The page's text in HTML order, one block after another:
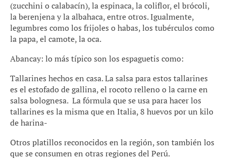
(zucchini o calabacín), la espinaca, la coliflor, el brócoli,
la berenjena y la albahaca, entre otros. Igualmente,
legumbres como los frijoles o habas, los tubérculos como
la papa, el camote, la oca.
Abancay: lo más típico son los espaguetis como:
Tallarines hechos en casa. La salsa para estos tallarines
es el estofado de gallina, el rocoto relleno o la carne en
salsa bolognesa. La fórmula que se usa para hacer los
tallarines es la misma que en Italia, 8 huevos por un kilo
de harina-
Otros platillos reconocidos en la región, son también los
que se consumen en otras regiones del Perú.